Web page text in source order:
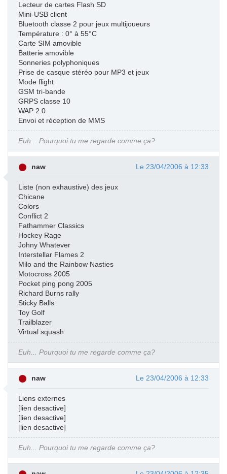
Lecteur de cartes Flash SD
Mini-USB client
Bluetooth classe 2 pour jeux multijoueurs
Température : 0° à 55°C
Carte SIM amovible
Batterie amovible
Sonneries polyphoniques
Prise de casque stéréo pour MP3 et jeux
Mode flight
GSM tri-bande
GRPS classe 10
WAP 2.0
Envoi et réception de MMS
Euh... Pourquoi tu me regarde comme ça?
naw Le 23/04/2006 à 12:33
Liste (non exhaustive) des jeux
Chicane
Colors
Conflict 2
Fathammer Classics
Hockey Rage
Johny Whatever
Interstellar Flames 2
Milo and the Rainbow Nasties
Motocross 2005
Pocket ping pong 2005
Richard Burns rally
Sticky Balls
Toy Golf
Trailblazer
Virtual squash
Euh... Pourquoi tu me regarde comme ça?
naw Le 23/04/2006 à 12:33
Liens externes
[lien desactive]
[lien desactive]
[lien desactive]
Euh... Pourquoi tu me regarde comme ça?